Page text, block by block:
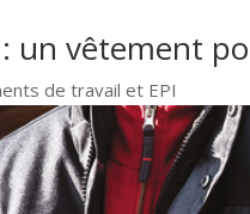
un vêtement
de travail et EPI